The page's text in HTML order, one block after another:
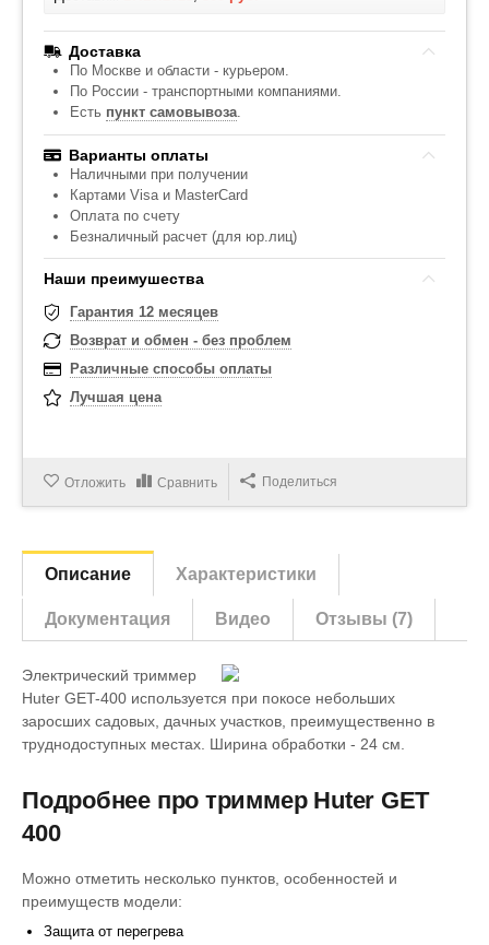
Доставка
По Москве и области - курьером.
По России - транспортными компаниями.
Есть пункт самовывоза.
Варианты оплаты
Наличными при получении
Картами Visa и MasterCard
Оплата по счету
Безналичный расчет (для юр.лиц)
Наши преимушества
Гарантия 12 месяцев
Возврат и обмен - без проблем
Различные способы оплаты
Лучшая цена
Отложить Сравнить Поделиться
Описание Характеристики
Документация Видео Отзывы (7)
Электрический триммер
Huter GET-400 используется при покосе небольших
заросших садовых, дачных участков, преимущественно в
труднодоступных местах. Ширина обработки - 24 см.
Подробнее про триммер Huter GET
400
Можно отметить несколько пунктов, особенностей и
преимуществ модели:
Защита от перегрева